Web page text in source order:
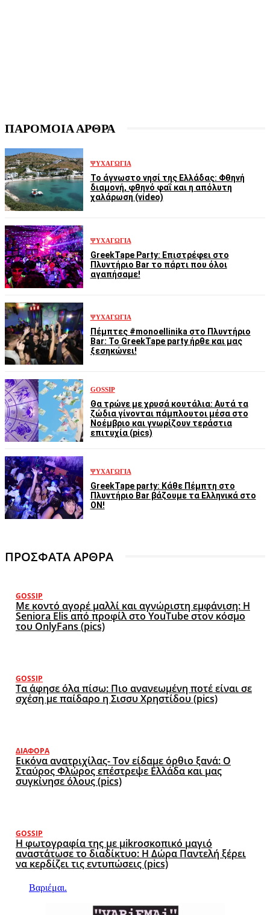
ΠΑΡΟΜΟΙΑ ΑΡΘΡΑ
ΨΥΧΑΓΩΓΊΑ
Το άγνωστο νησί της Ελλάδας: Φθηνή
διαμονή, φθηνό φαΐ και η απόλυτη
χαλάρωση (video)
ΨΥΧΑΓΩΓΊΑ
GreekTape Party: Επιστρέφει στο
Πλυντήριο Bar το πάρτι που όλοι
αγαπήσαμε!
ΨΥΧΑΓΩΓΊΑ
Πέμπτες #monoellinika στο Πλυντήριο
Bar: Το GreekTape party ήρθε και μας
ξεσηκώνει!
GOSSIP
Θα τρώνε με χρυσά κουτάλια: Αυτά τα
ζώδια γίνονται πάμπλουτοι μέσα στο
Νοέμβριο και γνωρίζουν τεράστια
επιτυχία (pics)
ΨΥΧΑΓΩΓΊΑ
GreekTape party: Κάθε Πέμπτη στο
Πλυντήριο Bar βάζουμε τα Ελληνικά στο
ON!
ΠΡΟΣΦΑΤΑ ΑΡΘΡΑ
GOSSIP
Με κοντό αγορέ μαλλί και αγνώριστη εμφάνιση: Η
Seniora Elis από προφίλ στο YouTube στον κόσμο
του OnlyFans (pics)
GOSSIP
Τα άφησε όλα πίσω: Πιο ανανεωμένη ποτέ είναι σε
σχέση με παίδαρο η Σισσυ Χρηστίδου (pics)
ΔΙΆΦΟΡΑ
Εικόνα ανατριχίλας- Τον είδαμε όρθιο ξανά: Ο
Σταύρος Φλώρος επέστρεψε Ελλάδα και μας
συγκίνησε όλους (pics)
GOSSIP
Η φωτογραφία της με μikroσκοπικό μαγιό
αναστάτωσε το διαδίκτυο: Η Δώρα Παντελή ξέρει
να κερδίζει τις εντυπώσεις (pics)
Βαριέμαι.